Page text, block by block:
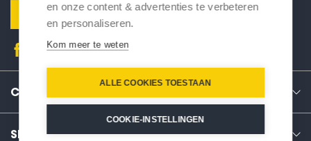
Verstuur
CONTACT
SERVICE
en onze content & advertenties te verbeteren
en personaliseren.
Kom meer te weten
ALLE COOKIES TOESTAAN
COOKIE-INSTELLINGEN